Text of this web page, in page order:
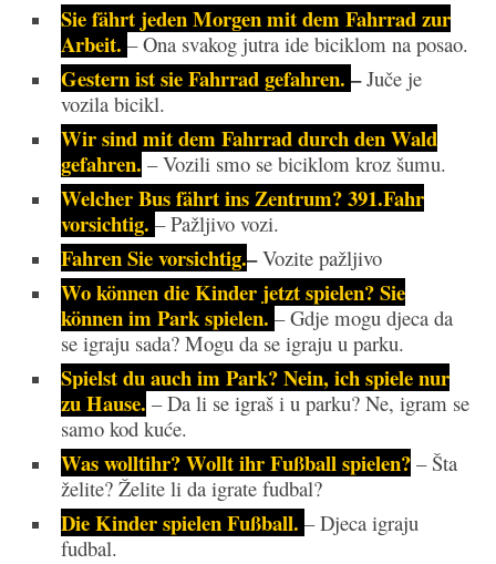
Sie fährt jeden Morgen mit dem Fahrrad zur
Arbeit. – Ona svakog jutra ide biciklom na posao.
Gestern ist sie Fahrrad gefahren. –Juče je
vozila bicikl.
Wir sind mit dem Fahrrad durch den Wald
gefahren. – Vozili smo se biciklom kroz šumu.
Welcher Bus fährt ins Zentrum? 391.Fahr
vorsichtig. – Pažljivo vozi.
Fahren Sie vorsichtig.–Vozite pažljivo
Wo können die Kinder jetzt spielen? Sie
können im Park spielen. – Gdje mogu djeca da
se igraju sada? Mogu da se igraju u parku.
Spielst du auch im Park? Nein, ich spiele nur
zu Hause. – Da li se igraš i u parku? Ne, igram se
samo kod kuće.
Was wolltihr? Wollt ihr Fußball spielen? – Šta
želite? Želite li da igrate fudbal?
Die Kinder spielen Fußball. – Djeca igraju
fudbal.